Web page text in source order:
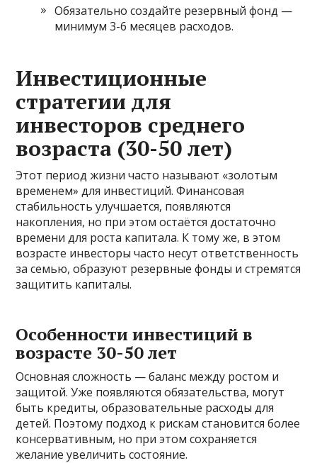
Обязательно создайте резервный фонд —
минимум 3-6 месяцев расходов.
Инвестиционные
стратегии для
инвесторов среднего
возраста (30-50 лет)
Этот период жизни часто называют «золотым
временем» для инвестиций. Финансовая
стабильность улучшается, появляются
накопления, но при этом остаётся достаточно
времени для роста капитала. К тому же, в этом
возрасте инвесторы часто несут ответственность
за семью, образуют резервные фонды и стремятся
защитить капиталы.
Особенности инвестиций в
возрасте 30-50 лет
Основная сложность — баланс между ростом и
защитой. Уже появляются обязательства, могут
быть кредиты, образовательные расходы для
детей. Поэтому подход к рискам становится более
консервативным, но при этом сохраняется
желание увеличить состояние.